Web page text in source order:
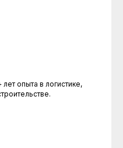
опыта в логистике,